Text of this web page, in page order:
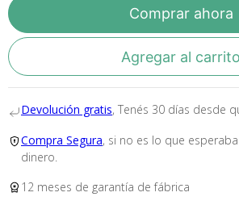
Comprar ahora
Agregar al carrito
Devolución gratis, Tenés 30 días desde
Compra Segura, si no es lo que
dinero.
12 meses de garantía de fábrica
En Bidcom te aseguramos recibir